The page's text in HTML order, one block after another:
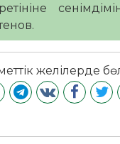
желілерде